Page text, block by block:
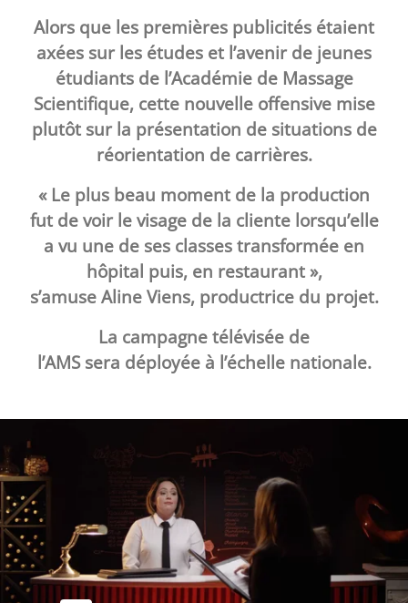
Alors que les premières publicités étaient
axées sur les études et l’avenir de jeunes
étudiants de l’Académie de Massage
Scientifique, cette nouvelle offensive mise
plutôt sur la présentation de situations de
réorientation de carrières.
« Le plus beau moment de la production
fut de voir le visage de la cliente lorsqu’elle
a vu une de ses classes transformée en
hôpital puis, en restaurant »,
s’amuseAline Viens, productrice du projet.
La campagne télévisée de
l’AMSsera déployée à l’échelle nationale.